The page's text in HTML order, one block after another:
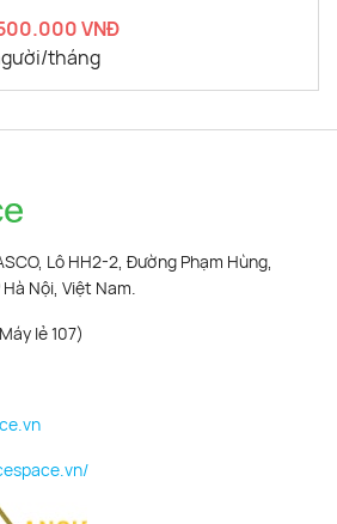
VNĐ
tháng
Lô HH2-2, Đường Phạm Hùng,
Nội, Việt Nam.
lẻ 107)